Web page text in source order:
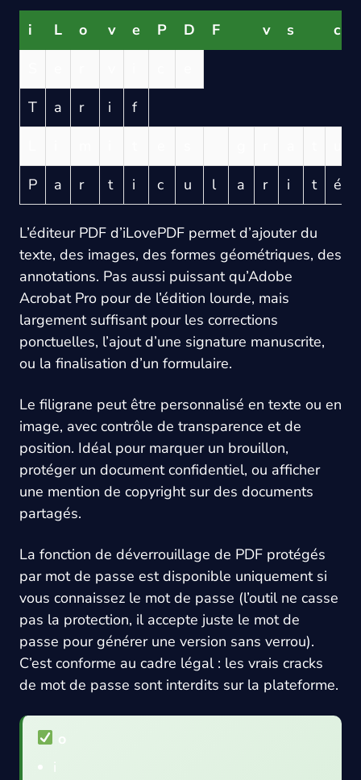
i L o v e P D F v s c
T
a r i
f
P
a r t i c u l a r i t é
L’éditeur PDF d’iLovePDF permet d’ajouter du
texte, des images, des formes géométriques, des
annotations. Pas aussi puissant qu’Adobe
Acrobat Pro pour de l’édition lourde, mais
largement suffisant pour les corrections
ponctuelles, l’ajout d’une signature manuscrite,
ou la finalisation d’un formulaire.
Le filigrane peut être personnalisé en texte ou en
image, avec contrôle de transparence et de
position. Idéal pour marquer un brouillon,
protéger un document confidentiel, ou afficher
une mention de copyright sur des documents
partagés.
La fonction de déverrouillage de PDF protégés
par mot de passe est disponible uniquement si
vous connaissez le mot de passe (l’outil ne casse
pas la protection, il accepte juste le mot de
passe pour générer une version sans verrou).
C’est conforme au cadre légal : les vrais cracks
de mot de passe sont interdits sur la plateforme.
o
i